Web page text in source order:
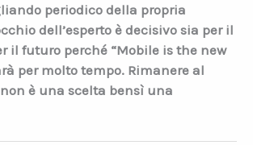
periodico della propria
dell’esperto è decisivo sia per il
il futuro perché “Mobile is the new
per molto tempo. Rimanere al
è una scelta bensì una